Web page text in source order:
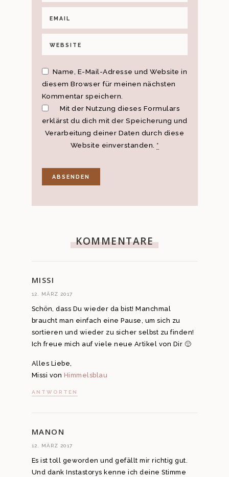
Name, E-Mail-Adresse und Website in
diesem Browser für meinen nächsten
Kommentar speichern.
Mit der Nutzung dieses Formulars
erklärst du dich mit der Speicherung und
Verarbeitung deiner Daten durch diese
Website einverstanden. *
KOMMENTARE
MISSI
12. MÄRZ 2017
Schön, dass Du wieder da bist! Manchmal
braucht man einfach eine Pause, um sich zu
sortieren und wieder zu sicher selbst zu finden!
Ich freue mich auf viele neue Artikel von Dir 🙂
Alles Liebe,
Missi von Himmelsblau
ANTWORTEN
MANON
12. MÄRZ 2017
Es ist toll geworden und gefällt mir richtig gut.
Und dank Instastorys kenne ich deine Stimme